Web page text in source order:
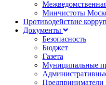
Минчистоты
Противодействие
Документы
Безопасность
Бюджет
Газета
Муниципальные
Предприниматели